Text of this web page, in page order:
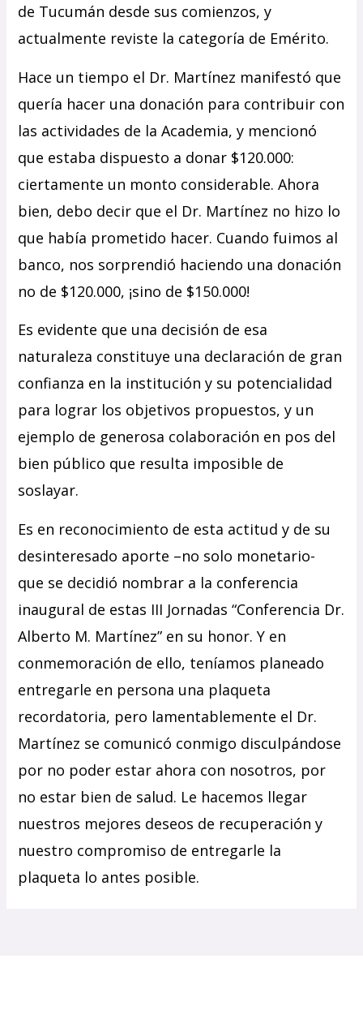
de Tucumán desde sus comienzos, y
actualmente reviste la categoría de Emérito.
Hace un tiempo el Dr. Martínez manifestó que
quería hacer una donación para contribuir con
las actividades de la Academia, y mencionó
que estaba dispuesto a donar $120.000:
ciertamente un monto considerable. Ahora
bien, debo decir que el Dr. Martínez no hizo lo
que había prometido hacer. Cuando fuimos al
banco, nos sorprendió haciendo una donación
no de $120.000, ¡sino de $150.000!
Es evidente que una decisión de esa
naturaleza constituye una declaración de gran
confianza en la institución y su potencialidad
para lograr los objetivos propuestos, y un
ejemplo de generosa colaboración en pos del
bien público que resulta imposible de
soslayar.
Es en reconocimiento de esta actitud y de su
desinteresado aporte –no solo monetario-
que se decidió nombrar a la conferencia
inaugural de estas III Jornadas “Conferencia Dr.
Alberto M. Martínez” en su honor. Y en
conmemoración de ello, teníamos planeado
entregarle en persona una plaqueta
recordatoria, pero lamentablemente el Dr.
Martínez se comunicó conmigo disculpándose
por no poder estar ahora con nosotros, por
no estar bien de salud. Le hacemos llegar
nuestros mejores deseos de recuperación y
nuestro compromiso de entregarle la
plaqueta lo antes posible.